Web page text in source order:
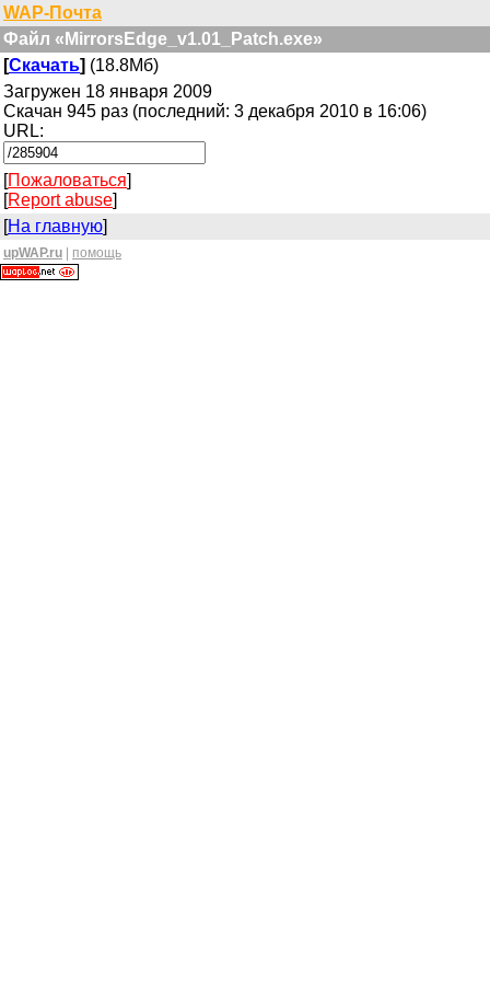
WAP-Почта
Файл «MirrorsEdge_v1.01_Patch.exe»
[Скачать] (18.8Мб)
Загружен 18 января 2009
Скачан 945 раз (последний: 3 декабря 2010 в 16:06)
URL:
[Пожаловаться]
[Report abuse]
[На главную]
upWAP.ru помощь